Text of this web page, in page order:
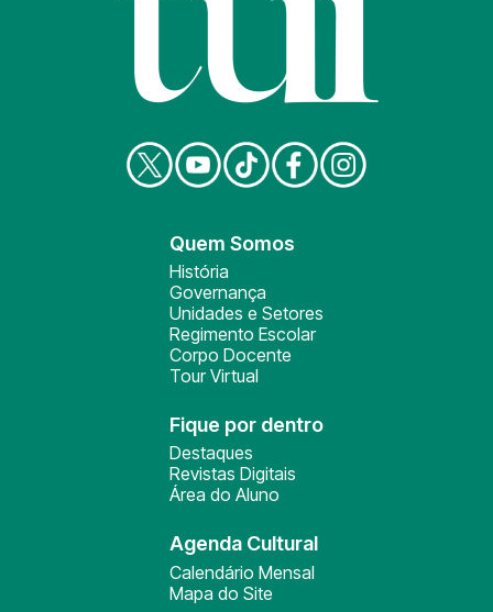
Quem Somos
História
Governança
Unidades e Setores
Regimento Escolar
Corpo Docente
Tour Virtual
Fique por dentro
Destaques
Revistas Digitais
Área do Aluno
Agenda Cultural
Calendário Mensal
Mapa do Site